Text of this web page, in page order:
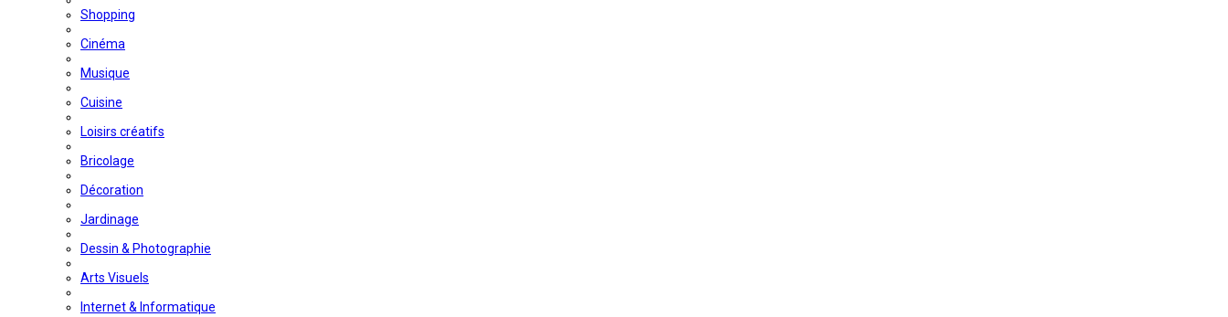
Shopping
Cinéma
Musique
Cuisine
Loisirs créatifs
Bricolage
Décoration
Jardinage
Dessin & Photographie
Arts Visuels
Internet & Informatique